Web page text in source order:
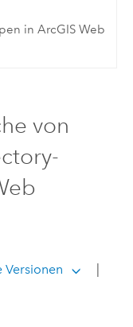
in ArcGIS Web
von
Versionen
|